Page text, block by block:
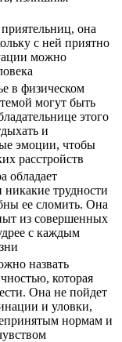
она
с ней приятно
можно
в физическом
могут быть
этого
и
эмоции, чтобы
расстройств
обладает
трудности
ее сломить. Она
из совершенных
с каждым
назвать
которая
Она не пойдет
и уловки,
нормам и